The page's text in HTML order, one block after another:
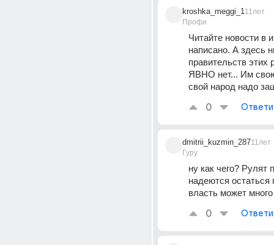
kroshka_meggi_1
Профи
11лет
Читайте новости в
написано. А здесь
правительств этих
ЯВНО нет... Им
свой народ надо
0
dmitrii_kuzmin_287
Гуру
11лет
ну как чего? Рулят
надеются остаться
власть может
0